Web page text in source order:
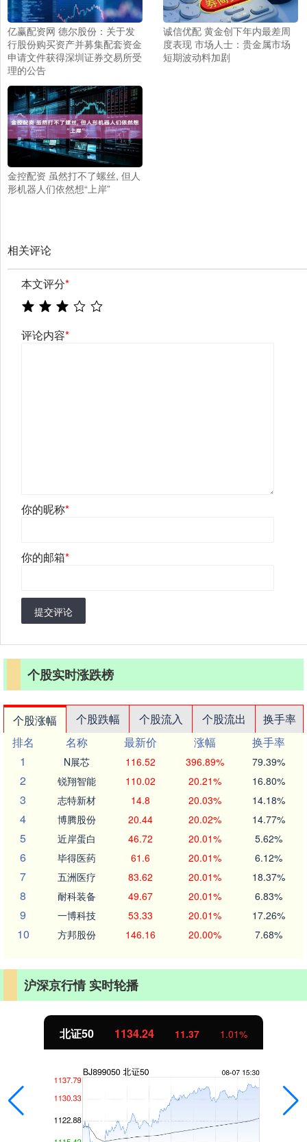
亿赢配资网 德尔股份：关于发
行股份购买资产并募集配套资金
申请文件获得深圳证券交易所受
理的公告
诚信优配 黄金创下年内最差周
度表现 市场人士：贵金属市场
短期波动料加剧
金控配资 虽然打不了螺丝, 但人
形机器人们依然想“上岸”
相关评论
本文评分*
评论内容*
你的昵称*
你的邮箱*
提交评论
个股实时涨跌榜
个股涨幅 个股跌幅 个股流入 个股流出
换手率
排名
名称 最新价 涨幅
换手率
1
N展芯 116.52 396.89% 79.39%
2 锐翔智能 110.02 20.21% 16.80%
3 志特新材 14.8 20.03% 14.18%
4 博腾股份 20.44 20.02% 14.77%
5 近岸蛋白 46.72 20.01% 5.62%
6 毕得医药 61.6 20.01% 6.12%
7 五洲医疗 83.62 20.01% 18.37%
8 耐科装备 49.67 20.01% 6.83%
9 一博科技 53.33 20.01% 17.26%
10 方邦股份 146.16 20.00% 7.68%
沪深京行情 实时轮播
北证50 1134.24 11.37 1.01%